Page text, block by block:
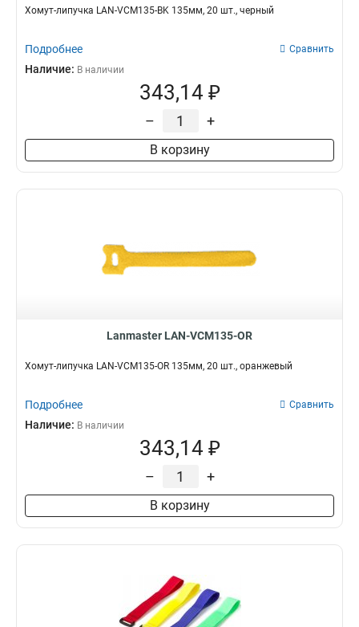
Хомут-липучка LAN-VCM135-BK 135мм, 20 шт., черный
Подробнее Сравнить
Наличие: В наличии
343,14 ₽
– +
В корзину
Lanmaster LAN-VCM135-OR
Хомут-липучка LAN-VCM135-OR 135мм, 20 шт., оранжевый
Подробнее Сравнить
Наличие: В наличии
343,14 ₽
– +
В корзину